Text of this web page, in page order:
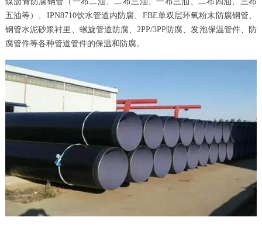
五油等）、IPN8710饮水管道内防腐、FBE单双层环氧粉末防腐钢管、
钢管水泥砂浆衬里、螺旋管道防腐、2PP/3PP防腐、发泡保温管件、防
腐管件等各种管道管件的保温和防腐。